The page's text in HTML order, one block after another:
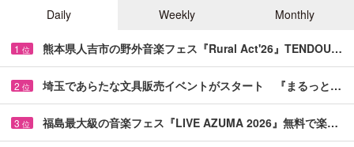
Daily
Weekly Monthly
1 位 熊本県人吉市の野外音楽フェス『Rural Act'26』TENDOU…
2 位 埼玉であらたな文具販売イベントがスタート 『まるっと…
3 位 福島最大級の音楽フェス『LIVE AZUMA 2026』無料で楽…